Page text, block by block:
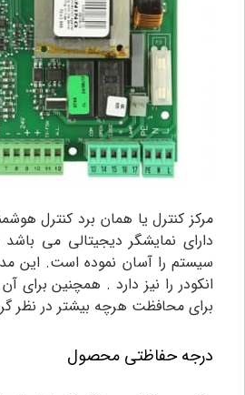
دارای نمایشگر دیجیتالی می
سیستم را آسان نموده است. این
انکودر را نیز دارد . همچنین برای
برای محافظت هرچه بیشتر در نظر
درجه حفاظتی محصول